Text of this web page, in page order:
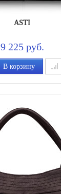
ASTI
9 225 руб.
В корзину